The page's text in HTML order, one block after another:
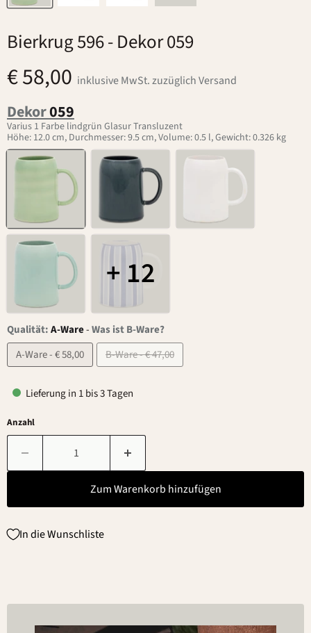
Bierkrug 596- Dekor 059
€ 58,00 inklusive MwSt. zuzüglich Versand
Dekor059
Varius 1 Farbe lindgrün Glasur Transluzent
Höhe: 12.0 cm, Durchmesser: 9.5 cm, Volume: 0.5 l, Gewicht: 0.326 kg
+ 12
Qualität:A-Ware-Was ist B-Ware?
A-Ware - € 58,00
B-Ware - € 47,00
Lieferung in 1 bis 3 Tagen
Anzahl
Zum Warenkorb hinzufügen
In die Wunschliste